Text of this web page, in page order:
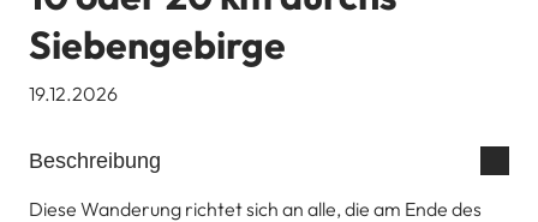
Siebengebirge
19.12.2026
Beschreibung
Diese Wanderung richtet sich an alle, die am Ende des